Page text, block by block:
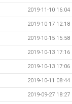
2019-11-10 16:04
2019-10-17 12:18
2019-10-15 15:58
2019-10-13 17:16
2019-10-13 17:06
2019-10-11 08:44
2019-09-27 18:27